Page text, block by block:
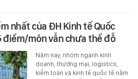
nhất của ĐH Kinh tế Quốc
điểm/môn vẫn chưa thể đỗ
Năm nay, nhóm ngành kinh
doanh, thương mại, logistics,
kiểm toán và kinh tế quốc tế nằm